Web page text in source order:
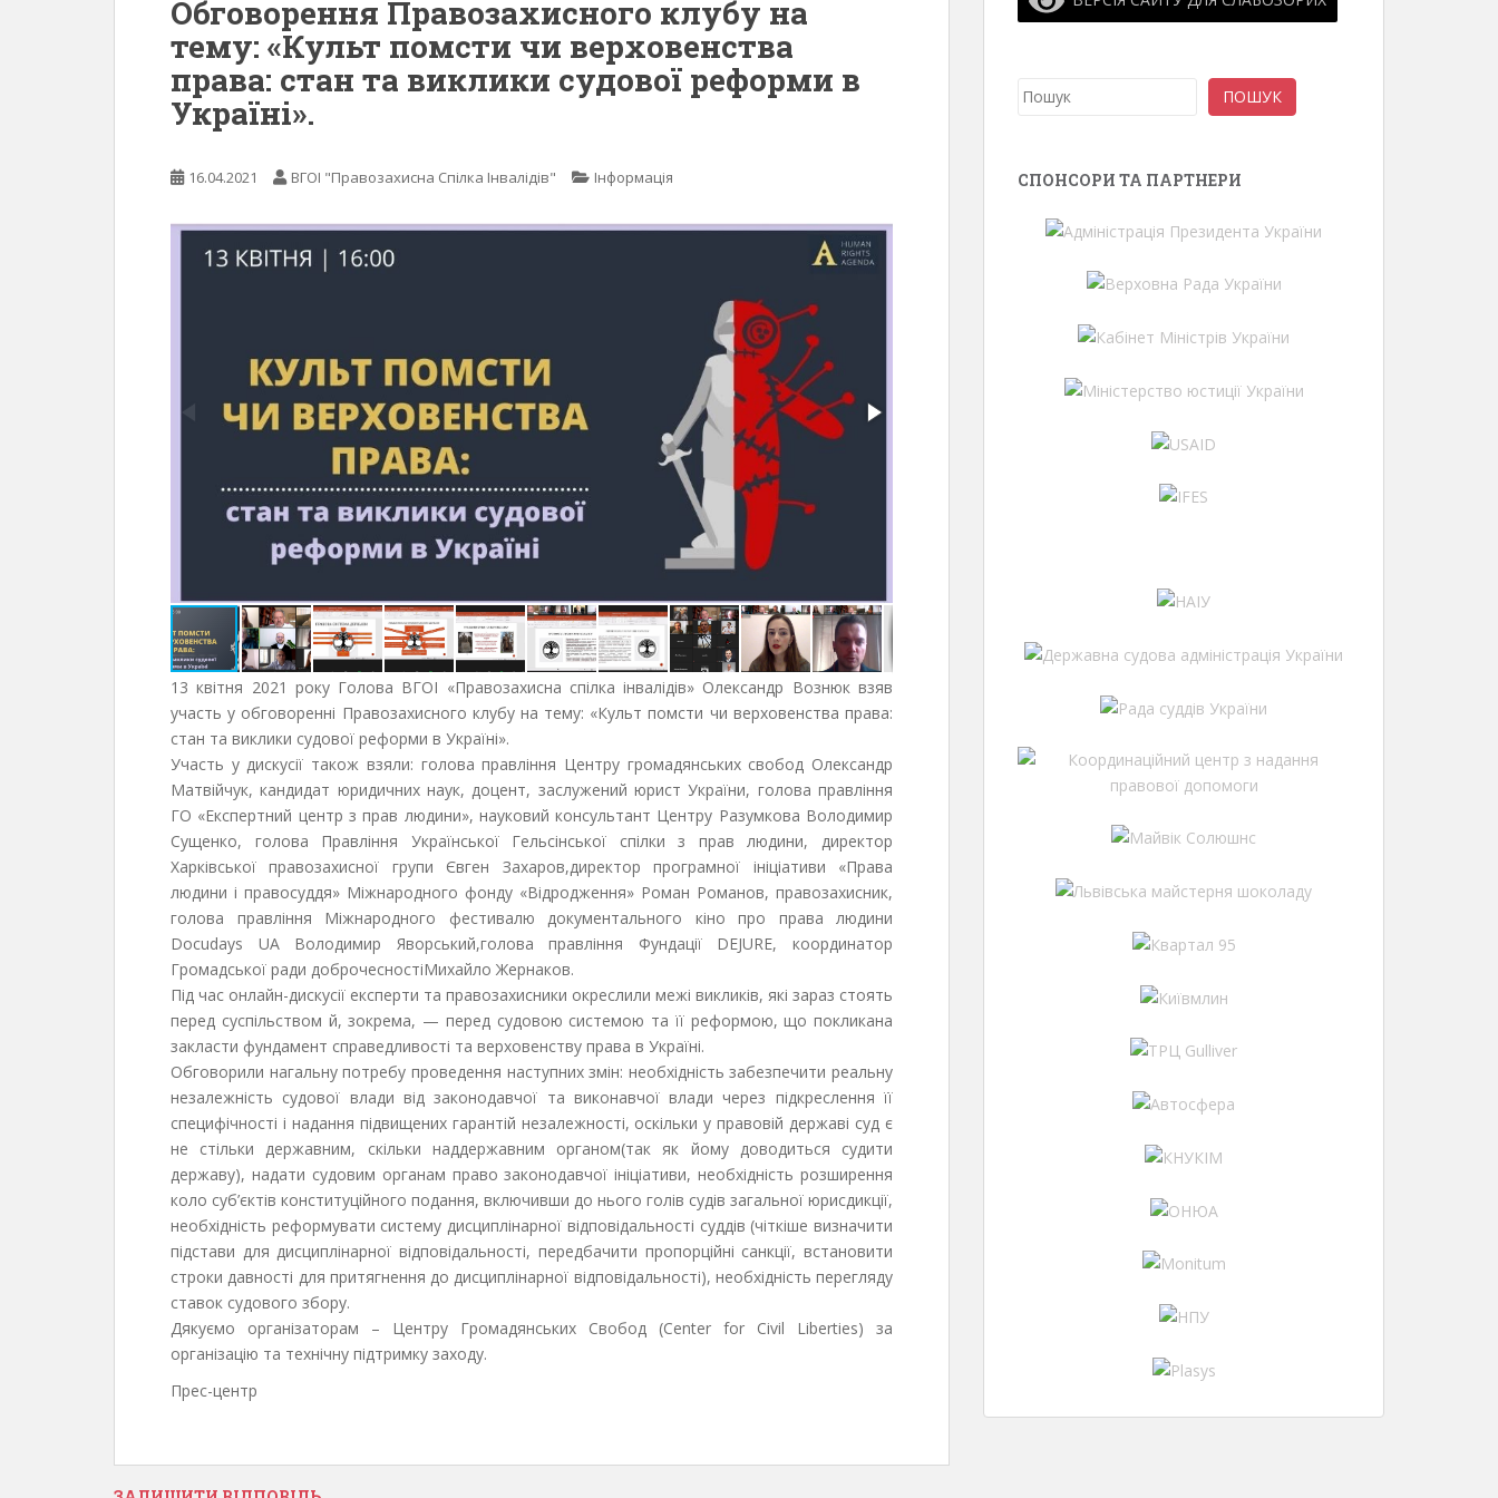
Обговорення Правозахисного клубу на
тему: «Культ помсти чи верховенства
права: стан та виклики судової реформи в
Україні».
16.04.2021 ВГОІ "Правозахисна Спілка Інвалідів" Інформація
13 квітня 2021 року Голова ВГОІ «Правозахисна спілка інвалідів» Олександр Вознюк взяв
участь у обговоренні Правозахисного клубу на тему: «Культ помсти чи верховенства права:
стан та виклики судової реформи в Україні».
Участь у дискусії також взяли: голова правління Центру громадянських свобод Олександр
Матвійчук, кандидат юридичних наук, доцент, заслужений юрист України, голова правління
ГО «Експертний центр з прав людини», науковий консультант Центру Разумкова Володимир
Сущенко, голова Правління Української Гельсінської спілки з прав людини, директор
Харківської правозахисної групи Євген Захаров,директор програмної ініціативи «Права
людини і правосуддя» Міжнародного фонду «Відродження» Роман Романов, правозахисник,
голова правління Міжнародного фестивалю документального кіно про права людини
Docudays UA Володимир Яворський,голова правління Фундації DEJURE, координатор
Громадської ради доброчесностіМихайло Жернаков.
Під час онлайн-дискусії експерти та правозахисники окреслили межі викликів, які зараз стоять
перед суспільством й, зокрема, — перед судовою системою та її реформою, що покликана
закласти фундамент справедливості та верховенству права в Україні.
Обговорили нагальну потребу проведення наступних змін: необхідність забезпечити реальну
незалежність судової влади від законодавчої та виконавчої влади через підкреслення її
специфічності і надання підвищених гарантій незалежності, оскільки у правовій державі суд є
не стільки державним, скільки наддержавним органом(так як йому доводиться судити
державу), надати судовим органам право законодавчої ініціативи, необхідність розширення
коло суб’єктів конституційного подання, включивши до нього голів судів загальної юрисдикції,
необхідність реформувати систему дисциплінарної відповідальності суддів (чіткіше визначити
підстави для дисциплінарної відповідальності, передбачити пропорційні санкції, встановити
строки давності для притягнення до дисциплінарної відповідальності), необхідність перегляду
ставок судового збору.
Дякуємо організаторам – Центру Громадянських Свобод (Center for Civil Liberties) за
організацію та технічну підтримку заходу.
Прес-центр
Пошук ПОШУК
СПОНСОРИ ТА ПАРТНЕРИ